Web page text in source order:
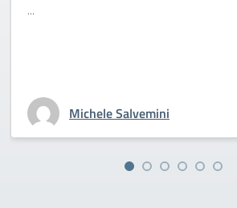
...
Michele Salvemini